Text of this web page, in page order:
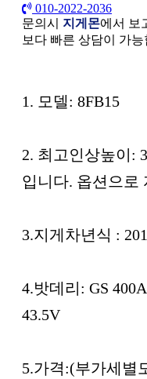
010-2022-2036
문의시 지게몬에서 보
보다 빠른 상담이 가능
본문
1. 모델: 8FB15
2. 최고인상높이:
입니다. 옵션으로
3.지게차년식 :
4.밧데리: GS
43.5V
5.가격:(부가세별